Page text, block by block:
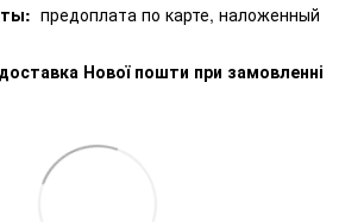
предоплата по карте, наложенный
Нової пошти при замовленні